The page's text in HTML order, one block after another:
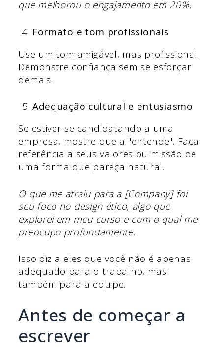
que melhorou o engajamento em 20%.
Formato e tom profissionais
Use um tom amigável, mas profissional.
Demonstre confiança sem se esforçar
demais.
Adequação cultural e entusiasmo
Se estiver se candidatando a uma
empresa, mostre que a "entende". Faça
referência a seus valores ou missão de
uma forma que pareça natural.
O que me atraiu para a [Company] foi
seu foco no design ético, algo que
explorei em meu curso e com o qual me
preocupo profundamente.
Isso diz a eles que você não é apenas
adequado para o trabalho, mas
também para a equipe.
Antes de começar a
escrever